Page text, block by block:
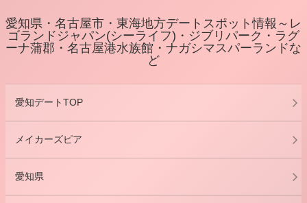
愛知県・名古屋市・東海地方デートスポット情報～レ
ゴランドジャパン(シーライフ)・ジブリパーク・ラグ
ーナ蒲郡・名古屋港水族館・ナガシマスパーランドな
ど
愛知デートTOP
メイカーズピア
愛知県